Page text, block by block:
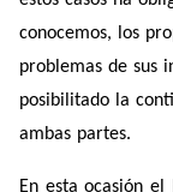
conocemos, los
problemas de sus
posibilitado la
ambas partes.
En esta ocasión